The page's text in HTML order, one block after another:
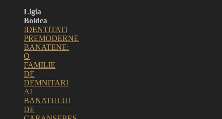
Ligia
Boldea
IDENTITATI
PREMODERNE
BANATENE:
O
FAMILIE
DE
DEMNITARI
AI
BANATULUI
DE